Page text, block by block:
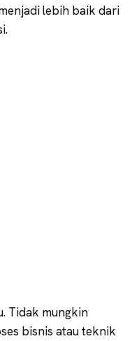
lebih baik dari
Tidak mungkin
bisnis atau teknik